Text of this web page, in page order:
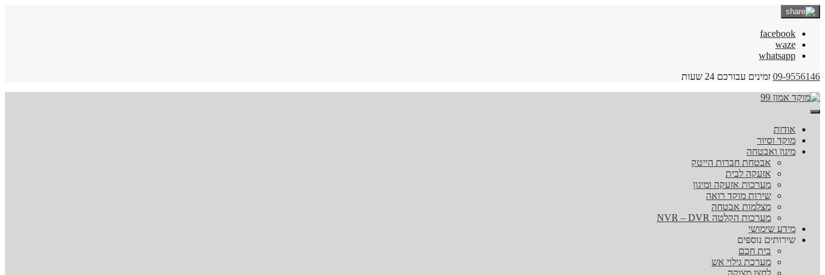
facebook
waze
whatsapp
09-9556146 זמינים עבורכם 24 שעות
אודות
מוקד וסיור
מיגון ואבטחה
אבטחת חברות הייטק
אזעקה לבית
מערכות אזעקה ומיגון
שירות מוקד רואה
מצלמות אבטחה
מערכות הקלטה NVR – DVR
מידע שימושי
שירותים נוספים
בית חכם
מערכת גילוי אש
לחצן מצוקה